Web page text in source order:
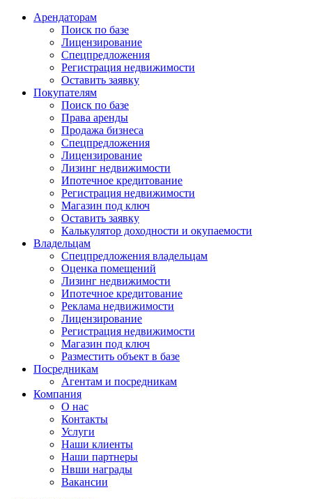
Арендаторам
Поиск по базе
Лицензирование
Спецпредложения
Регистрация недвижимости
Оставить заявку
Покупателям
Поиск по базе
Права аренды
Продажа бизнеса
Спецпредложения
Лицензирование
Лизинг недвижимости
Ипотечное кредитование
Регистрация недвижимости
Магазин под ключ
Оставить заявку
Калькулятор доходности и окупаемости
Владельцам
Спецпредложения владельцам
Оценка помещений
Лизинг недвижимости
Ипотечное кредитование
Реклама недвижимости
Лицензирование
Регистрация недвижимости
Магазин под ключ
Разместить объект в базе
Посредникам
Агентам и посредникам
Компания
О нас
Контакты
Услуги
Наши клиенты
Наши партнеры
Нвши награды
Вакансии